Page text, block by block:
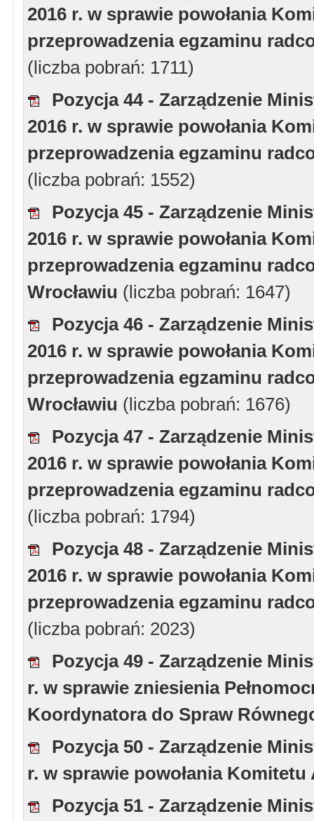
2016 r. w sprawie powołania
przeprowadzenia egzaminu
(liczba pobrań: 1711)
Pozycja 44 - Zarządzenie
2016 r. w sprawie powołania
przeprowadzenia egzaminu
(liczba pobrań: 1552)
Pozycja 45 - Zarządzenie
2016 r. w sprawie powołania
przeprowadzenia egzaminu
Wrocławiu (liczba pobrań: 1647)
Pozycja 46 - Zarządzenie
2016 r. w sprawie powołania
przeprowadzenia egzaminu
Wrocławiu (liczba pobrań: 1676)
Pozycja 47 - Zarządzenie
2016 r. w sprawie powołania
przeprowadzenia egzaminu
(liczba pobrań: 1794)
Pozycja 48 - Zarządzenie
2016 r. w sprawie powołania
przeprowadzenia egzaminu
(liczba pobrań: 2023)
Pozycja 49 - Zarządzenie
r. w sprawie zniesienia
Koordynatora do Spraw
Pozycja 50 - Zarządzenie
r. w sprawie powołania
Pozycja 51 - Zarządzenie